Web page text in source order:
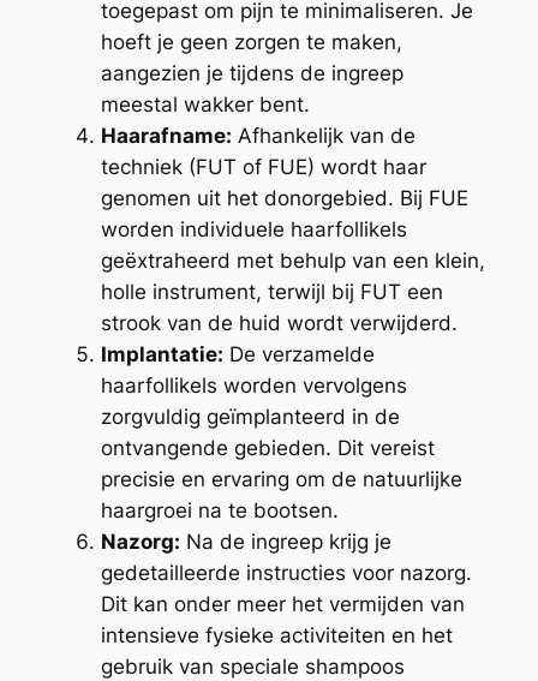
toegepast om pijn te minimaliseren. Je
hoeft je geen zorgen te maken,
aangezien je tijdens de ingreep
meestal wakker bent.
Haarafname: Afhankelijk van de
techniek (FUT of FUE) wordt haar
genomen uit het donorgebied. Bij FUE
worden individuele haarfollikels
geëxtraheerd met behulp van een klein,
holle instrument, terwijl bij FUT een
strook van de huid wordt verwijderd.
Implantatie: De verzamelde
haarfollikels worden vervolgens
zorgvuldig geïmplanteerd in de
ontvangende gebieden. Dit vereist
precisie en ervaring om de natuurlijke
haargroei na te bootsen.
Nazorg: Na de ingreep krijg je
gedetailleerde instructies voor nazorg.
Dit kan onder meer het vermijden van
intensieve fysieke activiteiten en het
gebruik van speciale shampoos